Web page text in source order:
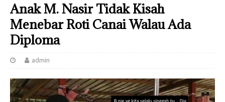
Anak M. Nasir Tidak Kisah
Menebar Roti Canai Walau Ada
Diploma
admin